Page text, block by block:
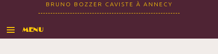
BRUNO BOZZER CAVISTE À ANNECY
MENU